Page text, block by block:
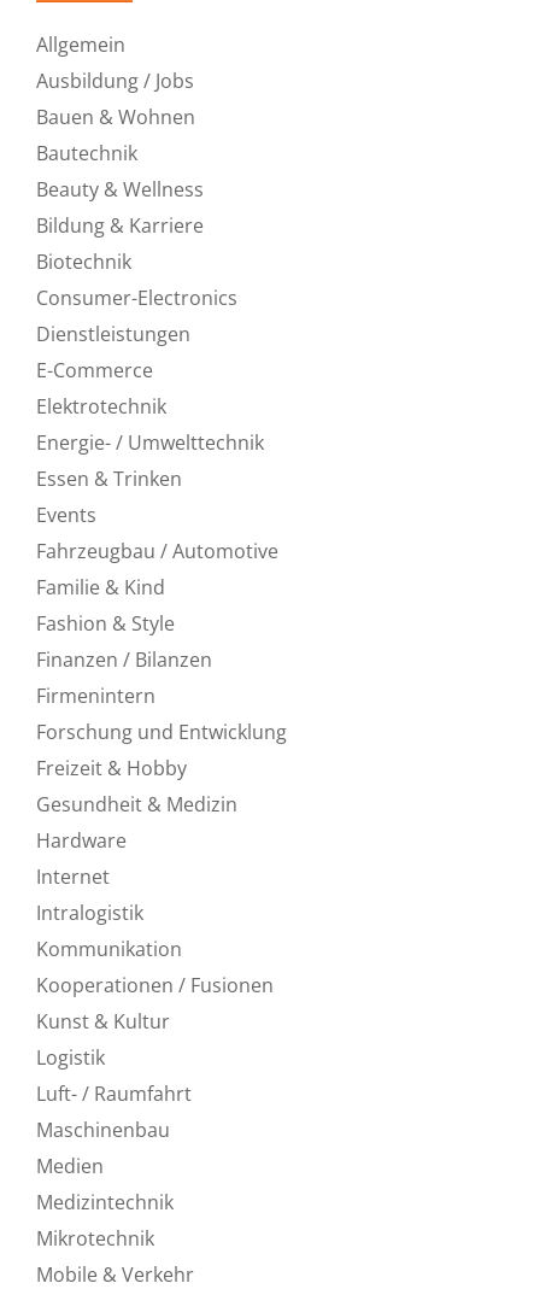
Allgemein
Ausbildung / Jobs
Bauen & Wohnen
Bautechnik
Beauty & Wellness
Bildung & Karriere
Biotechnik
Consumer-Electronics
Dienstleistungen
E-Commerce
Elektrotechnik
Energie- / Umwelttechnik
Essen & Trinken
Events
Fahrzeugbau / Automotive
Familie & Kind
Fashion & Style
Finanzen / Bilanzen
Firmenintern
Forschung und Entwicklung
Freizeit & Hobby
Gesundheit & Medizin
Hardware
Internet
Intralogistik
Kommunikation
Kooperationen / Fusionen
Kunst & Kultur
Logistik
Luft- / Raumfahrt
Maschinenbau
Medien
Medizintechnik
Mikrotechnik
Mobile & Verkehr